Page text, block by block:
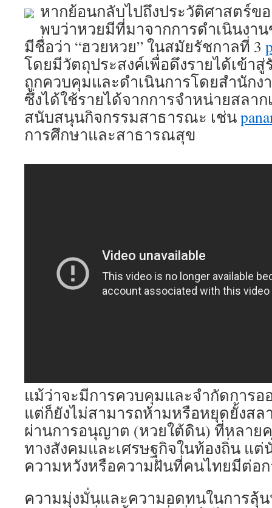
หากย้อนกลับไปถึงประวัติศาสตร์ข
พบว่าหวยมีที่มาจากการดำเนินงา
มีชื่อว่า “ฮวยหวย” ในสมัยรัชกาลที่ 3
โดยมีวัตถุประสงค์เพื่อดึงรายได้เข้า
ถูกควบคุมและดำเนินการโดยสำนักง
ซึ่งได้ใช้รายได้จากการจำหน่ายสลา
สนับสนุนกิจกรรมสาธารณะ เช่น
การศึกษาและสาธารณสุข
แม้ว่าจะมีการควบคุมและจำกัดการอ
แต่ก็ยังไม่สามารถห้ามหรือหยุดยั้งส
ผ่านการอนุญาต (หวยใต้ดิน) ที่หลาย
ทางสังคมและเศรษฐกิจในท้องถิ่น แ
ความหวังหรือความฝันที่คนไทยมีต่อ
ความมุ่งมั่นและความอดทนในการลุ้